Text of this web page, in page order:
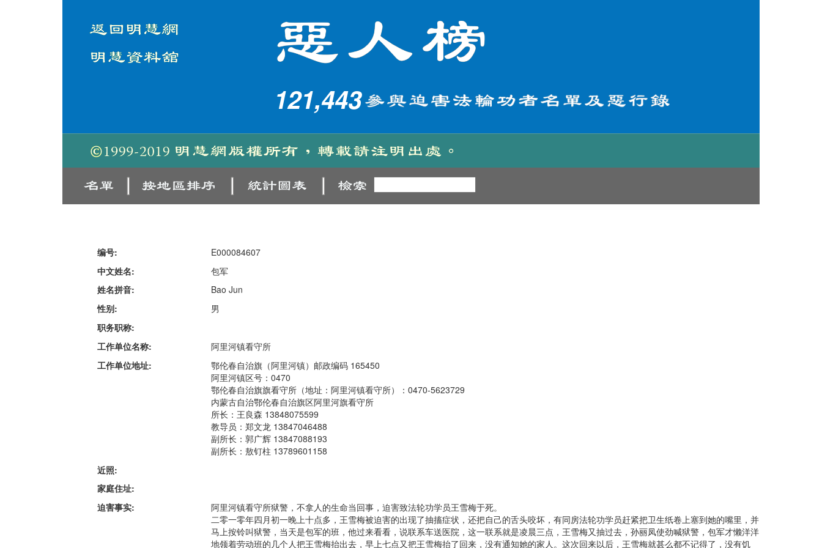
121,443
编号:
E000084607
中文姓名:
包军
姓名拼音:
Bao Jun
性别:
男
职务职称:
工作单位名称:
阿里河镇看守所
工作单位地址:
鄂伦春自治旗（阿里河镇）邮政编码 165450
阿里河镇区号：0470
鄂伦春自治旗旗看守所（地址：阿里河镇看守所）：0470-5623729
内蒙古自治鄂伦春自治旗区阿里河旗看守所
所长：王良森 13848075599
教导员：郑文龙 13847046488
副所长：郭广辉 13847088193
副所长：敖钉柱 13789601158
近照:
家庭住址:
迫害事实:
阿里河镇看守所狱警，不拿人的生命当回事，迫害致法轮功学员王雪梅于死。
二零一零年四月初一晚上十点多，王雪梅被迫害的出现了抽搐症状，还把自己的舌头咬坏，有同房法轮功学员赶紧把卫生纸卷上塞到她的嘴里，并
马上按铃叫狱警，当天是包军的班，他过来看看，说联系车送医院，这一联系就是凌晨三点，王雪梅又抽过去，孙丽凤使劲喊狱警，包军才懒洋洋
地领着劳动班的几个人把王雪梅抬出去，早上七点又把王雪梅抬了回来，没有通知她的家人。这次回来以后，王雪梅就甚么都不记得了，没有饥